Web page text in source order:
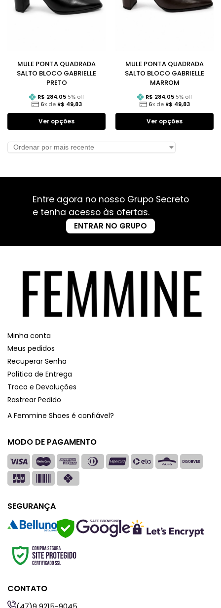
MULE PONTA QUADRADA
SALTO BLOCO GABRIELLE
PRETO
R$ 284,05 5% off
6x de R$ 49,83
Ver opções
MULE PONTA QUADRADA
SALTO BLOCO GABRIELLE
MARROM
R$ 284,05 5% off
6x de R$ 49,83
Ver opções
Entre agora no nosso Grupo Secreto
e tenha acesso às ofertas.
ENTRAR NO GRUPO
Minha conta
Meus pedidos
Recuperar Senha
Política de Entrega
Troca e Devoluções
Rastrear Pedido
A Femmine Shoes é confiável?
MODO DE PAGAMENTO
SEGURANÇA
SAFE BROWSING
CONTATO